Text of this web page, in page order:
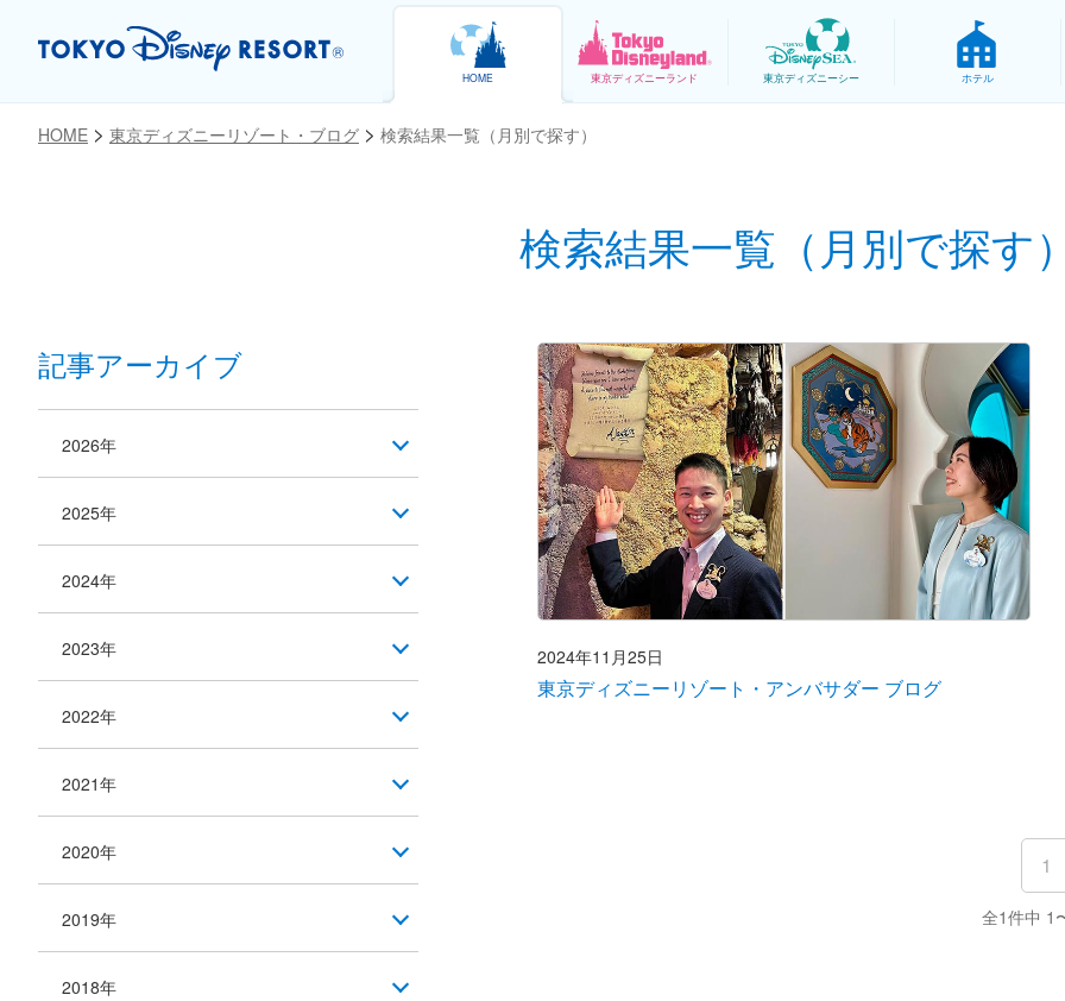
HOME 東京ディズニーランド 東京ディズニーシー ホテル
HOME 東京ディズニーリゾート・ブログ 検索結果一覧（月別で探す）
検索結果一覧（月別で探す
2024年11月25日
東京ディズニーリゾート・アンバサダー ブログ
1
全1件中 1
記事アーカイブ
2026年
2025年
2024年
2023年
2022年
2021年
2020年
2019年
2018年